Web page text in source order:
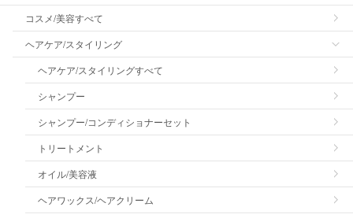
コスメ/美容すべて
ヘアケア/スタイリング
ヘアケア/スタイリングすべて
シャンプー
シャンプー/コンディショナーセット
トリートメント
オイル/美容液
ヘアワックス/ヘアクリーム